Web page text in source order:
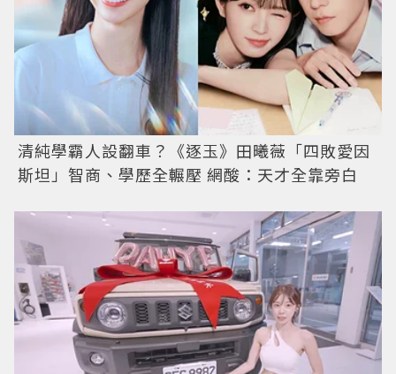
清純學霸人設翻車？《逐玉》田曦薇「四敗愛因
斯坦」智商、學歷全輾壓 網酸：天才全靠旁白